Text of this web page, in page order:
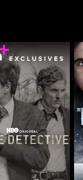
ترو ديتكتيف